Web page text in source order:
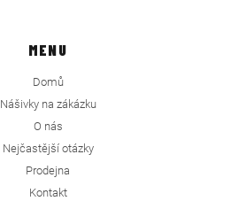
MENU
Domů
Nášivky na zákázku
O nás
Nejčastější otázky
Prodejna
Kontakt